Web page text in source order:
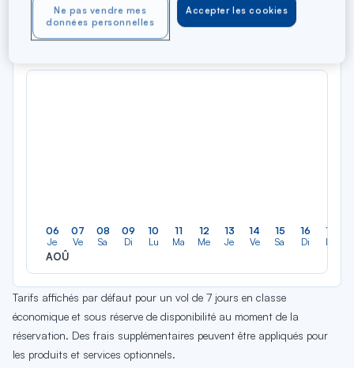
Précédent
AOÛ 2026
N/A*
Aller / Retour — Économique
06
Je
AOÛ
07
Ve
08
Sa
09
Di
10
Lu
11
Ma
12
Me
13
Je
14
Ve
15
Sa
16
Di
17
Lu
Tarifs affichés par défaut pour un vol de 7 jours en classe
économique et sous réserve de disponibilité au moment de la
réservation. Des frais supplémentaires peuvent être appliqués pour
les produits et services optionnels.
Accepter les cookies
Ne pas vendre mes
données personnelles